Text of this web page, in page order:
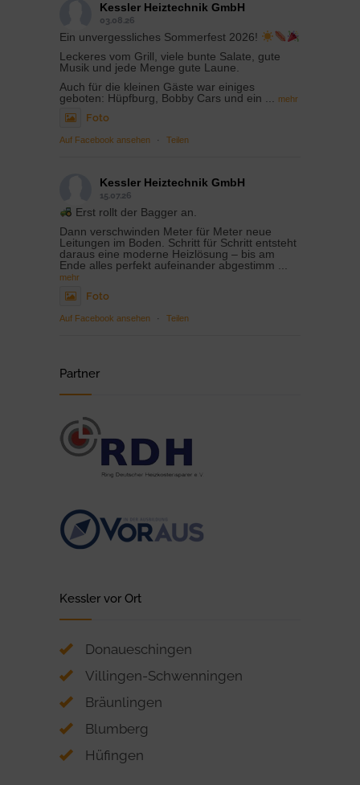
Kessler Heiztechnik GmbH
03.08.26
Ein unvergessliches Sommerfest 2026!
Leckeres vom Grill, viele bunte Salate, gute
Musik und jede Menge gute Laune.
Auch für die kleinen Gäste war einiges
geboten: Hüpfburg, Bobby Cars und ein
mehr
Foto
Auf Facebook ansehen · Teilen
Kessler Heiztechnik GmbH
15.07.26
Erst rollt der Bagger an.
Dann verschwinden Meter für Meter neue
Leitungen im Boden. Schritt für Schritt entsteht
daraus eine moderne Heizlösung – bis am
Ende alles perfekt aufeinander abgestimm
mehr
Foto
Auf Facebook ansehen · Teilen
Partner
Kessler vor Ort
Donaueschingen
Villingen-Schwenningen
Bräunlingen
Blumberg
Hüfingen